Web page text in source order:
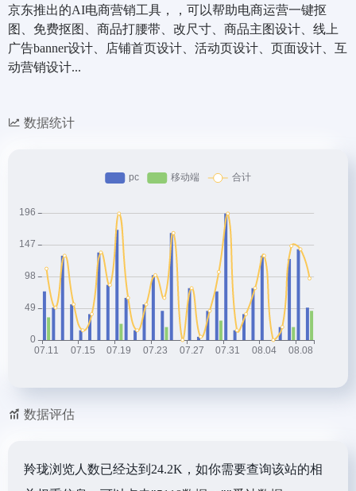
京东推出的AI电商营销工具，，可以帮助电商运营一键抠
图、免费抠图、商品打腰带、改尺寸、商品主图设计、线上
广告banner设计、店铺首页设计、活动页设计、页面设计、互
动营销设计...
数据统计
数据评估
羚珑浏览人数已经达到24.2K，如你需要查询该站的相